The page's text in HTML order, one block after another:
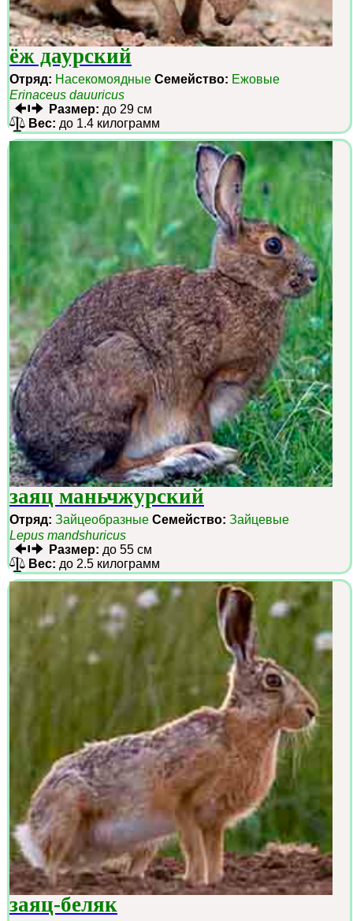
ёж даурский
Отряд: Насекомоядные Семейство: Ежовые
Erinaceus dauuricus
Размер: до 29 см
Вес: до 1.4 килограмм
заяц маньчжурский
Отряд: Зайцеобразные Семейство: Зайцевые
Lepus mandshuricus
Размер: до 55 см
Вес: до 2.5 килограмм
заяц-беляк